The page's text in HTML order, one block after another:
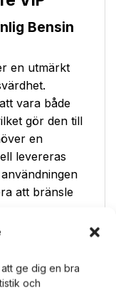
ge dig en bra
och
Bensin
en utmärkt
vara både
gör den till
en
levereras
att bränsle
bensin
alla